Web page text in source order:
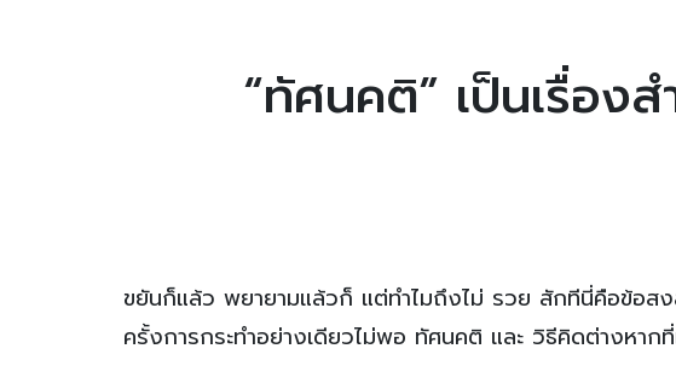
“ทัศนคติ” เป็นเรื่อ
ขยันก็แล้ว พยายามแล้วก็ แต่ทำไมถึงไม่ รวย สักทีนี่คือข้อส
ครั้งการกระทำอย่างเดียวไม่พอ ทัศนคติ และ วิธีคิดต่างหา